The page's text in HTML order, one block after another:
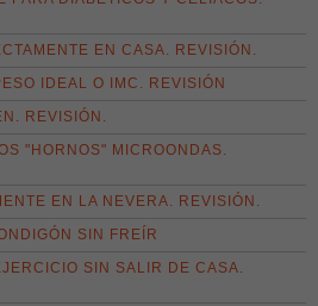
EN CASA. REVISIÓN.
IDEAL O IMC. REVISIÓN
REVISIÓN.
"HORNOS" MICROONDAS.
EN LA NEVERA. REVISIÓN.
SIN FREÍR
SIN SALIR DE CASA.